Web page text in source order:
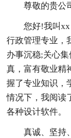
尊敬的贵公
您好!我叫
行政管理专业，
办事沉稳;关心
真，富有敬业精
握了专业知识，
情况下，我阅读
各种设计软件。
真诚、坚持